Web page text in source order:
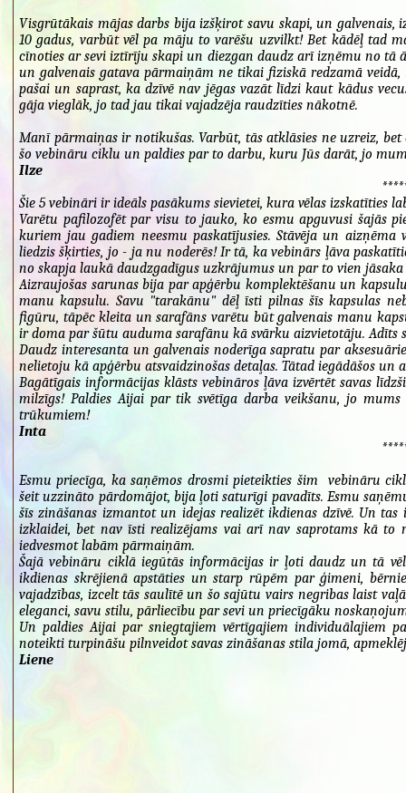
Visgrūtākais mājas darbs bija izšķirot savu skapi, un
10 gadus, varbūt vēl pa māju to varēšu uzvilkt! Bet kādēļ tad
cīnoties ar sevi iztīrīju skapi un diezgan daudz arī izņēmu no tā
un galvenais gatava pārmaiņām ne tikai fiziskā redzamā
pašai un saprast, ka dzīvē nav jēgas vazāt līdzi kaut kādus
gāja vieglāk, jo tad jau tikai vajadzēja raudzīties nākotnē.
Manī pārmaiņas ir notikušas. Varbūt, tās atklāsies ne uzreiz,
šo vebināru ciklu un paldies par to darbu, kuru Jūs darāt, jo
Ilze
Šie 5 vebināri ir ideāls pasākums sievietei, kura vēlas izskatīties
Varētu pafilozofēt par visu to jauko, ko esmu apguvusi šajās
kuriem jau gadiem neesmu paskatījusies. Stāvēja un
liedzis šķirties, jo - ja nu noderēs! Ir tā, ka vebinārs ļāva
no skapja laukā daudzgadīgus uzkrājumus un par to vien
Aizraujošas sarunas bija par apģērbu komplektēšanu un
manu kapsulu. Savu "tarakānu" dēļ īsti pilnas šīs kapsulas
figūru, tāpēc kleita un sarafāns varētu būt galvenais manu
ir doma par šūtu auduma sarafānu kā svārku aizvietotāju. Adīts
Daudz interesanta un galvenais noderīga sapratu par
nelietoju kā apģērbu atsvaidzinošas detaļas. Tātad iegādāšos un
Bagātīgais informācijas klāsts vebināros ļāva izvērtēt savas
milzīgs! Paldies Aijai par tik svētīga darba veikšanu, jo
trūkumiem!
Inta
Esmu priecīga, ka saņēmos drosmi pieteikties šim vebināru
šeit uzzināto pārdomājot, bija ļoti saturīgi pavadīts. Esmu
šīs zināšanas izmantot un idejas realizēt ikdienas dzīvē. Un
izklaidei, bet nav īsti realizējams vai arī nav saprotams kā
iedvesmot labām pārmaiņām.
Šajā vebināru ciklā iegūtās informācijas ir ļoti daudz un tā
ikdienas skrējienā apstāties un starp rūpēm par ģimeni,
vajadzības, izcelt tās saulītē un šo sajūtu vairs negribas laist
eleganci, savu stilu, pārliecību par sevi un priecīgāku
Un paldies Aijai par sniegtajiem vērtīgajiem individuālajiem
noteikti turpināšu pilnveidot savas zināšanas stila jomā,
Liene